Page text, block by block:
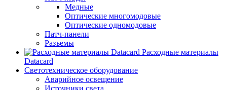
Медные
Оптические многомодовые
Оптические одномодовые
Патч-панели
Разъемы
Расходные материалы
Datacard
Светотехническое оборудование
Аварийное освещение
Источники света